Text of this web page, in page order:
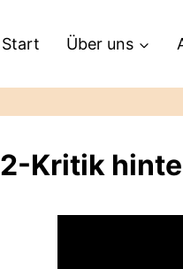
Start Über uns
2-Kritik